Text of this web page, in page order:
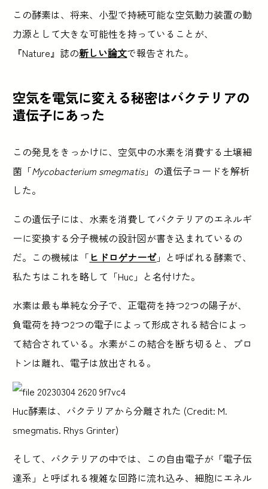
この酵素は、将来、小型で持続可能な空気動力装置の動
力源として大きな可能性を持っていることが、
『Nature』誌の新しい論文で報告された。
空気を電気に変える秘密はバクテリアの
遺伝子にあった
この発見をきっかけに、空気中の水素を消費する土壌細
菌「Mycobacterium smegmatis」の遺伝子コードを解析
した。
この遺伝子には、水素を消費してバクテリアのエネルギ
ーに変換する分子機械の設計図が書き込まれているの
だ。この機械は「 ヒドロゲナーゼ」と呼ばれる酵素で、
私たちはこれを略して「Huc」と名付けた。
水素は最も単純な分子で、正電荷を持つ2つの陽子が、
負電荷を持つ2つの電子によって形成される結合によっ
て結合されている。水素がこの結合を断ち切ると、プロ
トンは離れ、電子は放出される。
Huc酵素は、バクテリアから分離された (Credit: M.
smegmatis. Rhys Grinter)
そして、バクテリアの中では、この自由電子が「電子伝
達系」と呼ばれる複雑な回路に流れ込み、細胞にエネル